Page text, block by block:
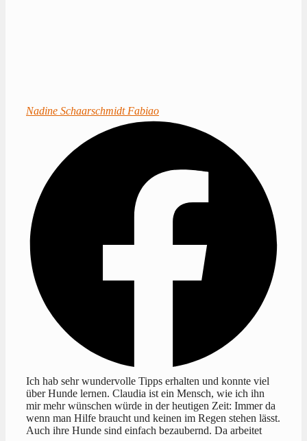
Nadine Schaarschmidt Fabiao
Ich hab sehr wundervolle Tipps erhalten und konnte viel
über Hunde lernen. Claudia ist ein Mensch, wie ich ihn
mir mehr wünschen würde in der heutigen Zeit: Immer da
wenn man Hilfe braucht und keinen im Regen stehen lässt.
Auch ihre Hunde sind einfach bezaubernd. Da arbeitet